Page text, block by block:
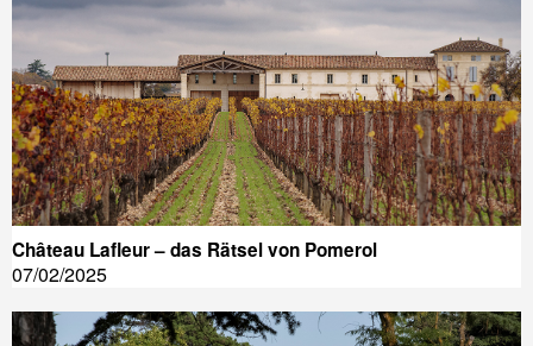
Château Lafleur – das Rätsel von Pomerol
07/02/2025